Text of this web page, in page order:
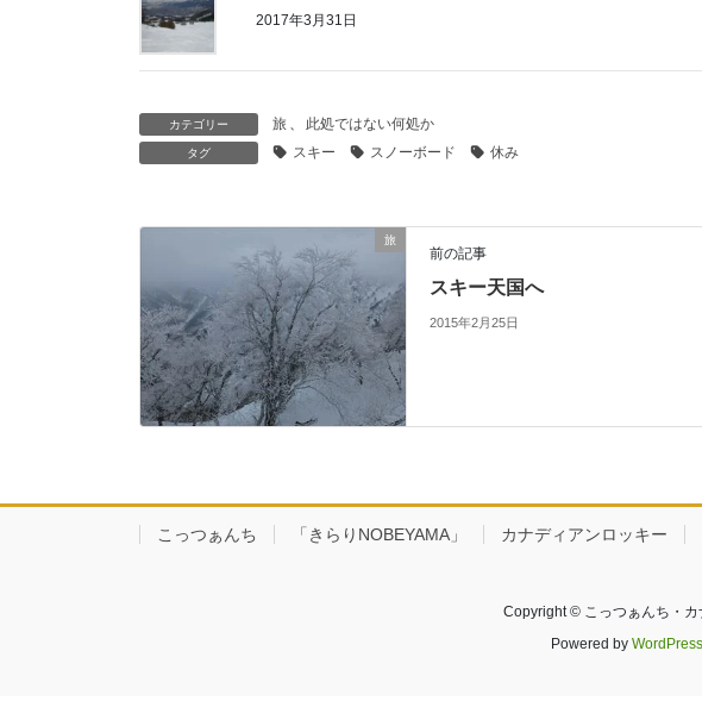
2017年3月31日
カテゴリー 旅 、 此処ではない何処か
タグ スキー スノーボード 休み
旅
前の記事
スキー天国へ
2015年2月25日
こっつぁんち 「きらりNOBEYAMA」 カナディアンロッキー
Copyright © こっつぁんち・
Powered by WordPress